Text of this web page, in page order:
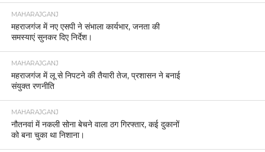
MAHARAJGANJ
महराजगंज में नए एसपी ने संभाला कार्यभार, जनता की
समस्याएं सुनकर दिए निर्देश।
MAHARAJGANJ
महराजगंज में लू से निपटने की तैयारी तेज, प्रशासन ने बनाई
संयुक्त रणनीति
MAHARAJGANJ
नौतनवां में नकली सोना बेचने वाला ठग गिरफ्तार, कई दुकानों
को बना चुका था निशाना।